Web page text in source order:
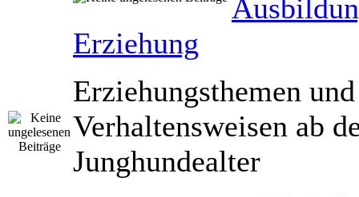
Erziehung
Erziehungsthemen
Verhaltensweisen ab
Junghundealter